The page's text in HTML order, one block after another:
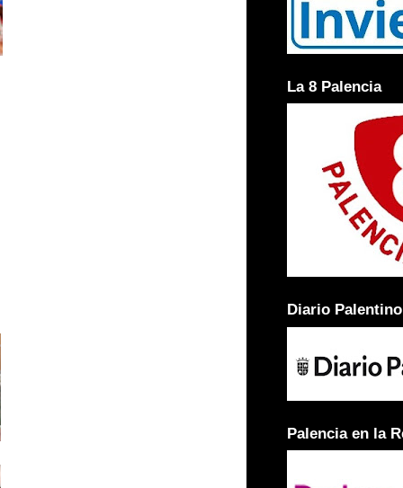
La 8 Palencia
Diario Palentino
Palencia en la